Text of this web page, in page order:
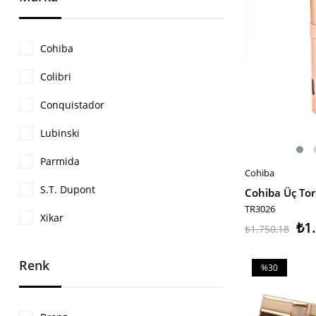
Cohiba
Colibri
Conquistador
Lubinski
Parmida
S.T. Dupont
Xikar
Renk
SEPETE EKLE
Cohiba
TR3026
₺1.750,18
%30
%30İndirim